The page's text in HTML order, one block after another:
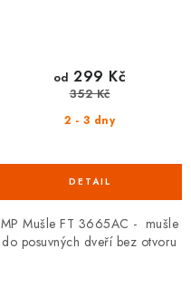
2 - 3 dny
od 299 Kč
352 Kč
MP Mušle FT 3665AC - mušle
do posuvných dveří bez otvoru